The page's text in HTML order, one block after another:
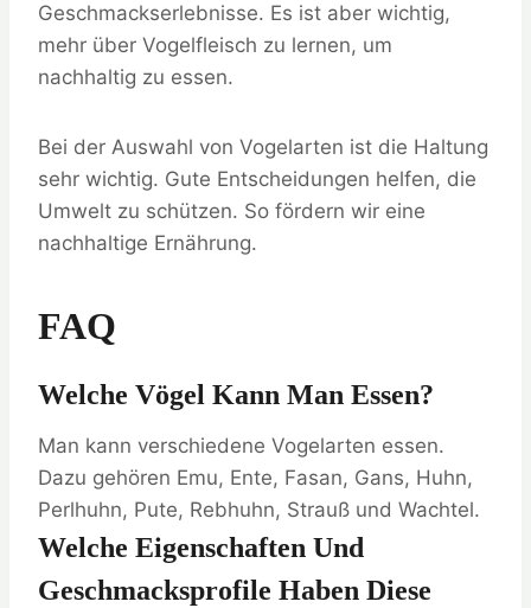
Geschmackserlebnisse. Es ist aber wichtig,
mehr über Vogelfleisch zu lernen, um
nachhaltig zu essen.
Bei der Auswahl von Vogelarten ist die Haltung
sehr wichtig. Gute Entscheidungen helfen, die
Umwelt zu schützen. So fördern wir eine
nachhaltige Ernährung.
FAQ
Welche Vögel Kann Man Essen?
Man kann verschiedene Vogelarten essen.
Dazu gehören Emu, Ente, Fasan, Gans, Huhn,
Perlhuhn, Pute, Rebhuhn, Strauß und Wachtel.
Welche Eigenschaften Und
Geschmacksprofile Haben Diese